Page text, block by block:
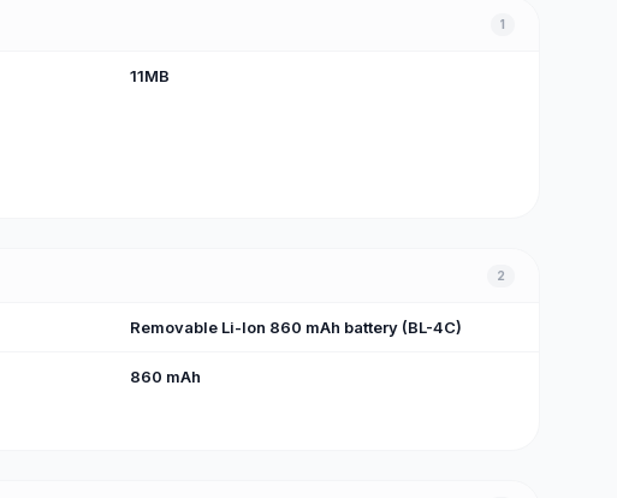
1
11MB
2
Removable Li-Ion 860 mAh battery (BL-4C)
860 mAh